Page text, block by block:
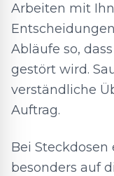
Arbeiten mit
Abläufe so,
gestört wird.
verständliche
Auftrag.
Bei
besonders auf